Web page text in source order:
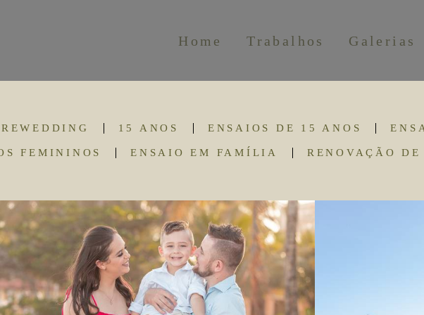
Home Trabalhos Galerias
15 ANOS ENSAIOS DE 15 ANOS
FEMININOS ENSAIO EM FAMÍLIA RENOVAÇÃO DE